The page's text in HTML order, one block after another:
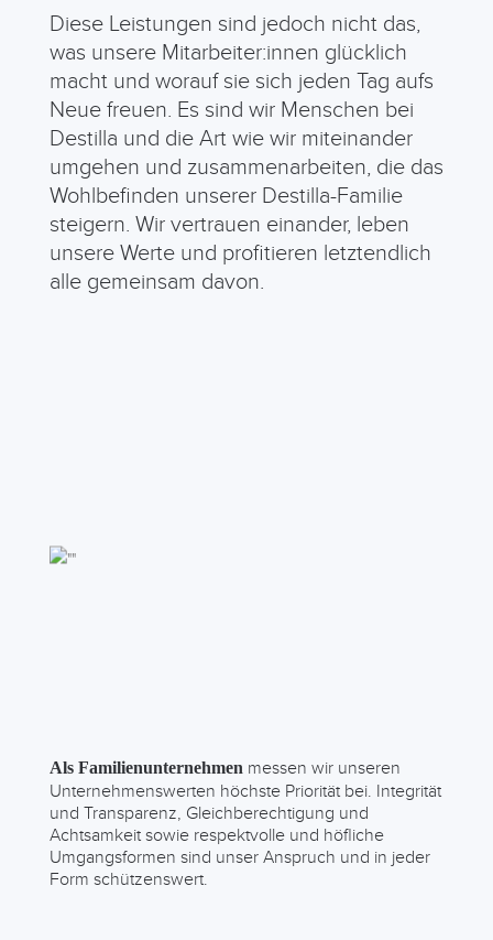
Diese Leistungen sind jedoch nicht das,
was unsere Mitarbeiter:innen glücklich
macht und worauf sie sich jeden Tag aufs
Neue freuen. Es sind wir Menschen bei
Destilla und die Art wie wir miteinander
umgehen und zusammenarbeiten, die das
Wohlbefinden unserer Destilla-Familie
steigern. Wir vertrauen einander, leben
unsere Werte und profitieren letztendlich
alle gemeinsam davon.
Als Familienunternehmenmessen wir unseren
Unternehmenswerten höchste Priorität bei. Integrität
und Transparenz, Gleichberechtigung und
Achtsamkeit sowie respektvolle und höfliche
Umgangsformen sind unser Anspruch und in jeder
Form schützenswert.